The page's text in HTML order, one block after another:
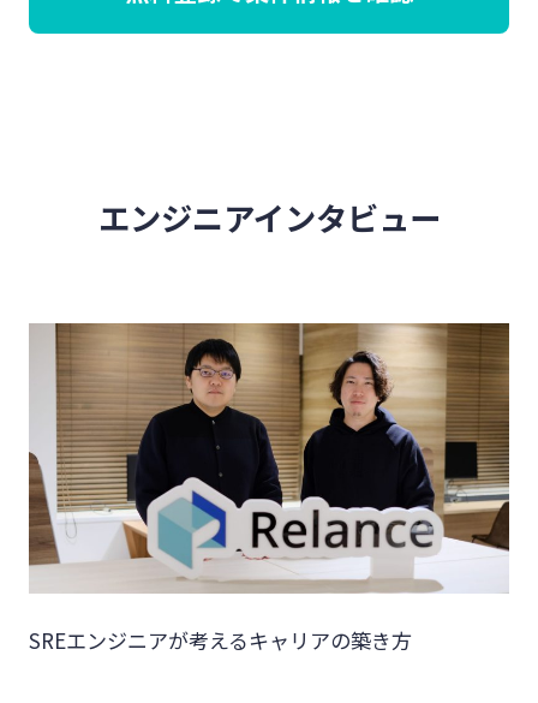
エンジニアインタビュー
SREエンジニアが考えるキャリアの築き方